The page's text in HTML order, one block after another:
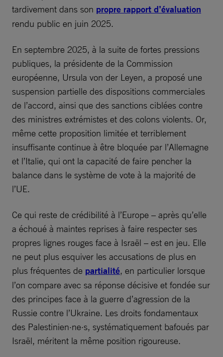
tardivement dans son propre rapport d’évaluation
rendu public en juin 2025.
En septembre 2025, à la suite de fortes pressions
publiques, la présidente de la Commission
européenne, Ursula von der Leyen, a proposé une
suspension partielle des dispositions commerciales
de l’accord, ainsi que des sanctions ciblées contre
des ministres extrémistes et des colons violents. Or,
même cette proposition limitée et terriblement
insuffisante continue à être bloquée par l’Allemagne
et l’Italie, qui ont la capacité de faire pencher la
balance dans le système de vote à la majorité de
l’UE.
Ce qui reste de crédibilité à l’Europe – après qu’elle
a échoué à maintes reprises à faire respecter ses
propres lignes rouges face à Israël – est en jeu. Elle
ne peut plus esquiver les accusations de plus en
plus fréquentes de partialité, en particulier lorsque
l’on compare avec sa réponse décisive et fondée sur
des principes face à la guerre d’agression de la
Russie contre l’Ukraine. Les droits fondamentaux
des Palestinien·ne·s, systématiquement bafoués par
Israël, méritent la même position rigoureuse.